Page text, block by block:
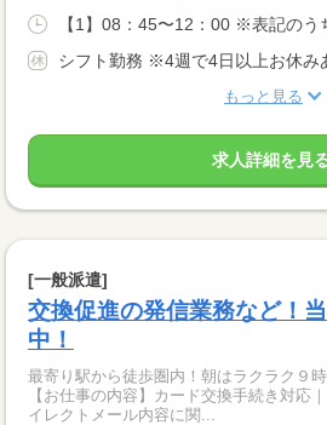
【1】08：45〜12：00 ※表記のう
シフト勤務 ※4週で4日以上お休み
もっと見る
求人詳細を見
[一般派遣]
交換促進の発信業務など！
中！
最寄り駅から徒歩圏内！朝はラクラク
【お仕事の内容】カード交換手続き対応
イレクトメール内容に関...